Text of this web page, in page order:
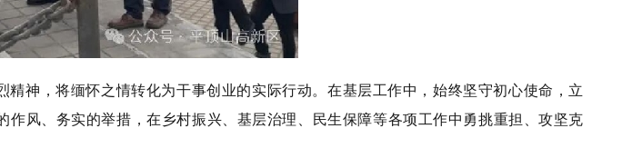
神，将缅怀之情转化为干事创业的实际行动。在基层工作中，始终坚守初心使命，立
风、务实的举措，在乡村振兴、基层治理、民生保障等各项工作中勇挑重担、攻坚克